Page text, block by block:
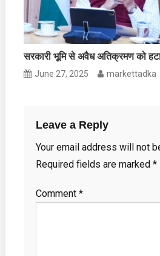
सरकारी भूमि से अवैध अतिक्रमण को
June 27, 2025 markettadka
Leave a Reply
Your email address will not
Required fields are marked *
Comment *